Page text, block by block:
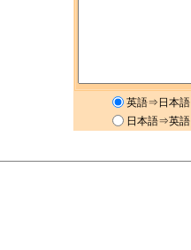
英語⇒日本語
日本語⇒英語